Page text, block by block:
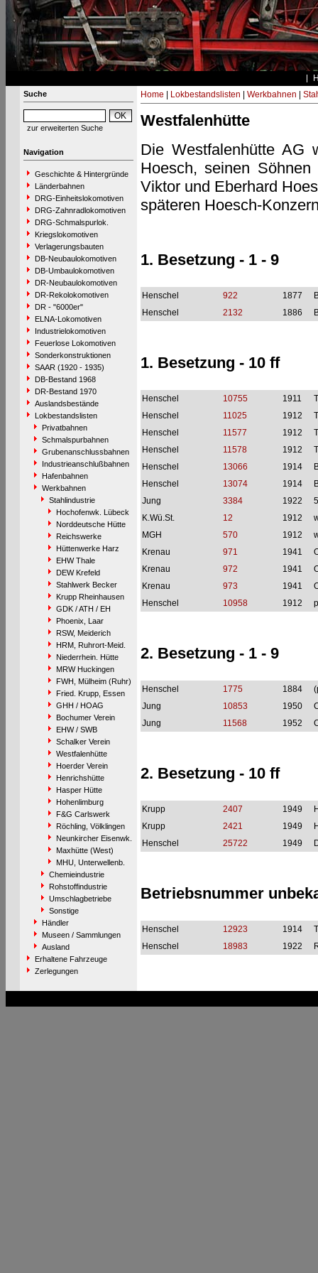
Suche
zur erweiterten Suche
Navigation
Geschichte & Hintergründe
Länderbahnen
DRG-Einheitslokomotiven
DRG-Zahnradlokomotiven
DRG-Schmalspurlok.
Kriegslokomotiven
Verlagerungsbauten
DB-Neubaulokomotiven
DB-Umbaulokomotiven
DR-Neubaulokomotiven
DR-Rekolokomotiven
DR - "6000er"
ELNA-Lokomotiven
Industrielokomotiven
Feuerlose Lokomotiven
Sonderkonstruktionen
SAAR (1920 - 1935)
DB-Bestand 1968
DR-Bestand 1970
Auslandsbestände
Lokbestandslisten
Privatbahnen
Schmalspurbahnen
Grubenanschlussbahnen
Industrieanschlußbahnen
Hafenbahnen
Werkbahnen
Stahlindustrie
Hochofenwk. Lübeck
Norddeutsche Hütte
Reichswerke
Hüttenwerke Harz
EHW Thale
DEW Krefeld
Stahlwerk Becker
Krupp Rheinhausen
GDK / ATH / EH
Phoenix, Laar
RSW, Meiderich
HRM, Ruhrort-Meid.
Niederrhein. Hütte
MRW Huckingen
FWH, Mülheim (Ruhr)
Fried. Krupp, Essen
GHH / HOAG
Bochumer Verein
EHW / SWB
Schalker Verein
Westfalenhütte
Hoerder Verein
Henrichshütte
Hasper Hütte
Hohenlimburg
F&G Carlswerk
Röchling, Völklingen
Neunkircher Eisenwk.
Maxhütte (West)
MHU, Unterwellenb.
Chemieindustrie
Rohstoffindustrie
Umschlagbetriebe
Sonstige
Händler
Museen / Sammlungen
Ausland
Erhaltene Fahrzeuge
Zerlegungen
Home Lokbestandslisten Werkbahnen
Westfalenhütte
Die Westfalenhütte AG
Hoesch, seinen
Viktor und Eberhard
späteren Hoesch-
1. Besetzung - 1 - 9
Henschel 922 1877
Henschel
2132 1886
1. Besetzung - 10 ff
Henschel 10755 1911
Henschel
11025 1912
Henschel
11577 1912
Henschel
11578 1912
Henschel
13066 1914
Henschel
13074 1914
Jung
3384 1922
K.Wü.St.
12 1912
MGH
570 1912
Krenau
971 1941
Krenau
972 1941
Krenau
973 1941
Henschel
10958 1912
2. Besetzung - 1 - 9
Henschel 1775 1884
Jung
10853 1950
Jung
11568 1952
2. Besetzung - 10 ff
Krupp 2407 1949
Krupp
2421 1949
Henschel
25722 1949
Betriebsnummer
Henschel 12923 1914
Henschel
18983 1922